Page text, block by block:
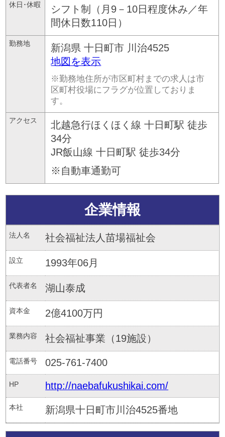
休日･休暇
シフト制（月9－10日程度休み／年
間休日数110日）
勤務地 新潟県 十日町市 川治4525
地図を表示
※勤務地住所が市区町村までの求人は市
区町村役場にフラグが位置しておりま
す。
アクセス
北越急行ほくほく線 十日町駅 徒歩
34分
JR飯山線 十日町駅 徒歩34分
※自動車通勤可
企業情報
法人名 社会福祉法人苗場福祉会
設立 1993年06月
代表者名 湖山泰成
資本金 2億4100万円
業務内容 社会福祉事業（19施設）
電話番号 025-761-7400
HP http://naebafukushikai.com/
本社 新潟県十日町市川治4525番地